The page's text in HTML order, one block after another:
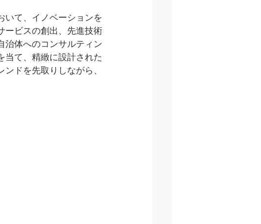
いて、イノベーションを
ービスの創出、先進技術
治体へのコンサルティン
当て、精緻に設計された
ドを先取りしながら、